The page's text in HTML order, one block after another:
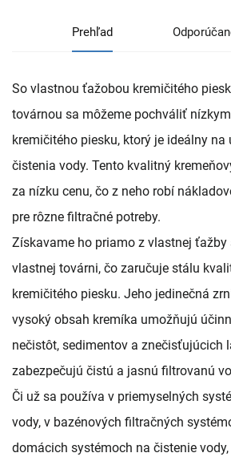
Prehľad
So vlastnou ťažobou kremičitého
továrnou sa môžeme pochváliť
kremičitého piesku, ktorý je ideálny
čistenia vody. Tento kvalitný
za nízku cenu, čo z neho robí
pre rôzne filtračné potreby.
Získavame ho priamo z vlastnej ťažby
vlastnej továrni, čo zaručuje stálu
kremičitého piesku. Jeho jedinečná
vysoký obsah kremíka umožňujú
nečistôt, sedimentov a znečisťujúcich
zabezpečujú čistú a jasnú filtrovanú
Či už sa používa v priemyselných
vody, v bazénových filtračných
domácich systémoch na čistenie